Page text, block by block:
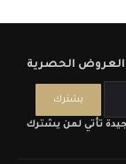
تأتي لمن يشترك